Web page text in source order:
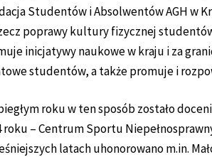
Studentów i Absolwentów AGH w
poprawy kultury fizycznej
inicjatywy naukowe w kraju i za
studentów, a także promuje i
roku w ten sposób zostało
roku – Centrum Sportu
latach uhonorowano m.in.